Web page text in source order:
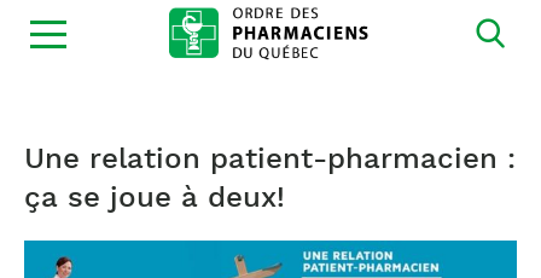
Ouvrir
la
Une relation patient-pharmacien :
ça se joue à deux!